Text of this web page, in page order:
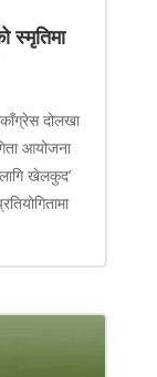
स्मृतिमा
दोलखा
आयोजना
खेलकुद’